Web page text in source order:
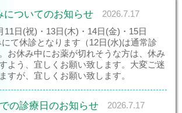
についてのお知らせ 2026.7.17
11日(祝)・13日(木)・14日(金)・15日
て休診となります（12日(水)は通常診
お休み中にお薬が切れそうな方は、休み
よう、宜しくお願い致します。大変ご迷
すが、宜しくお願い致します。
の診療日のお知らせ 2026.7.17